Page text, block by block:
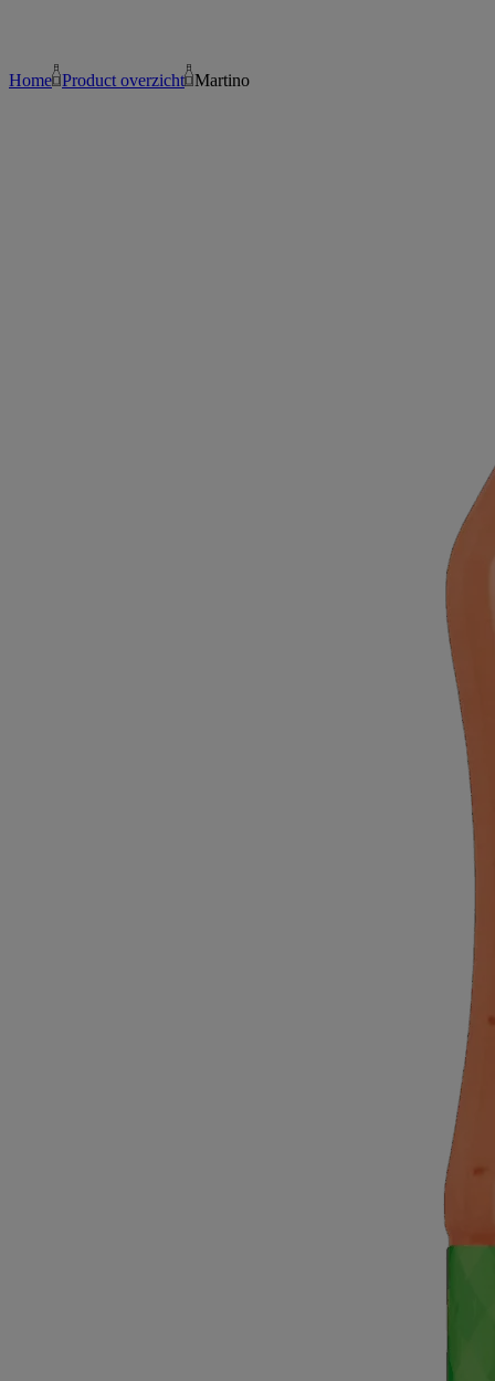
Home Product overzicht Martino